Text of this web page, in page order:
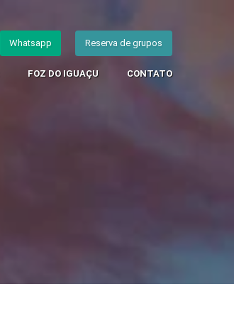
Whatsapp Reserva de grupos
FOZ DO IGUAÇU CONTATO